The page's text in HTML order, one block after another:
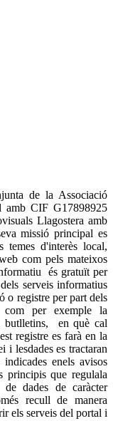
de la Associació
amb CIF G17898925
Llagostera amb
missió principal es
temes d'interès local,
com pels mateixos
és gratuït per
serveis informatius
o registre per part dels
per exemple la
butlletins, en què cal
registre es farà en la
i lesdades es tractaran
enels avisos
principis que regulala
dades de caràcter
recull de manera
els serveis del portal i